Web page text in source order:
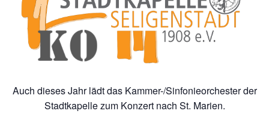
Auch dieses Jahr lädt das Kammer-/Sinfonieorchester der
Stadtkapelle zum Konzert nach St. Marien.